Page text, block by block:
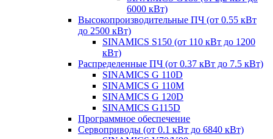
6000 кВт)
Высокопроизводительные ПЧ (от 0.55 кВт
до 2500 кВт)
SINAMICS S150 (от 110 кВт до 1200
кВт)
Распределенные ПЧ (от 0.37 кВт до 7.5 кВт)
SINAMICS G 110D
SINAMICS G 110M
SINAMICS G 120D
SINAMICS G115D
Программное обеспечение
Сервоприводы (от 0.1 кВт до 6840 кВт)